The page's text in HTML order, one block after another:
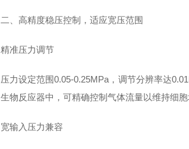
二、高精度稳压控制，适应宽压范围
精准压力调节
压力设定范围0.05-0.25MPa，调节分辨率达
生物反应器中，可精确控制气体流量以维持细胞
宽输入压力兼容